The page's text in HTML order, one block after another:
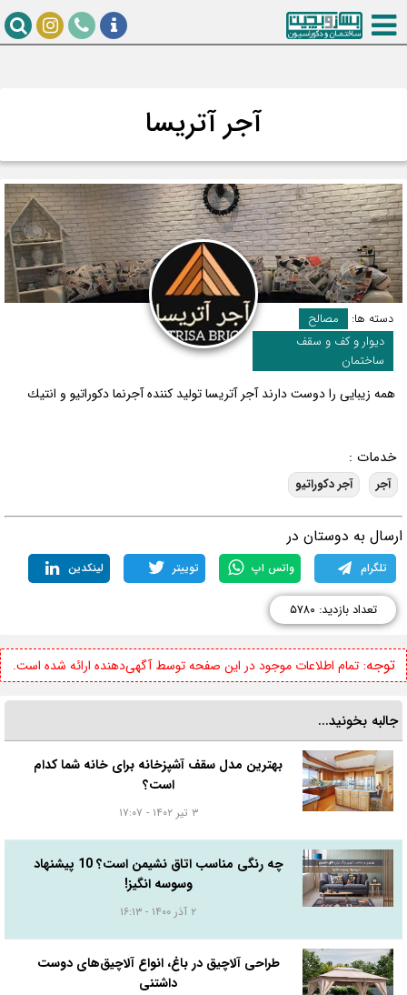
آجر آتریسا
دسته ها:
مصالح
دیوار و کف و سقف
ساختمان
همه زیبایی را دوست دارند آجر آتریسا تولید كننده آجرنما دكوراتیو و انتیك
خدمات :
آجر آجر دکوراتیو
به دوستان در
تلگرام واتس اپ توییتر لینکدین
تعداد بازدید: ۵۷۸۰
توجه:تمام اطلاعات موجود در این صفحه توسط آگهی‌دهنده ارائه شده است.
جالبه بخونید...
بهترین مدل سقف آشپزخانه برای خانه شما کدام
است؟
چه رنگی مناسب اتاق نشیمن است؟ 10 پیشنهاد
وسوسه انگیز!
طراحی آلاچیق در باغ، انواع آلاچیق‌های دوست
داشتنی